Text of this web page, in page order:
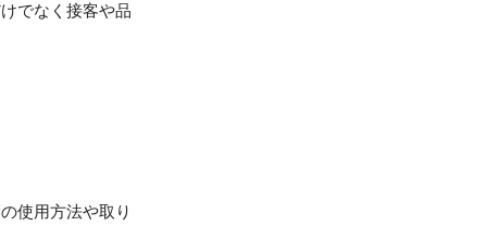
でなく接客や品
使用方法や取り